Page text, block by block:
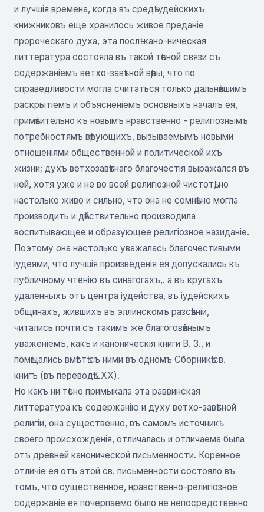
и лучшія времена, когда въ средѣ іудейскихъ
книжниковъ еще хранилось живое преданіе
пророческаго духа, эта послѣ-кано-ническая
литтература состояла въ такой тѣсной связи съ
содержаніемъ ветхо-завѣтной вѣры, что по
справедливости могла считаться только дальнѣйшимъ
раскрытіемъ и объясненіемъ основныхъ началъ ея,
примѣнительно къ новымъ нравственно - религіознымъ
потребностямъ вѣрующихъ, вызываемымъ новыми
отношеніями общественной и политической ихъ
жизни; духъ ветхозавѣтнаго благочестія выражался въ
ней, хотя уже и не во всей религіозной чистотѣ, но
настолько живо и сильно, что она не сомнѣнно могла
производить и дѣйствительно производила
воспитывающее и образующее религіозное назиданіе.
Поэтому она настолько уважалась благочестивыми
іудеями, что лучшія произведенія ея допускались къ
публичному чтенію въ синагогахъ,. а въ кругахъ
удаленныхъ отъ центра іудейства, въ іудейскихъ
общинахъ, жившихъ въ эллинскомъ разсѣяніи,
читались почти съ такимъ же благоговѣйнымъ
уваженіемъ, какъ и каноническія книги В. 3., и
помѣщались вмѣстѣ съ ними въ одномъ Сборникѣ св.
книгъ (въ переводѣ LXX).
Но какъ ни тѣсно примыкала эта раввинская
литтература къ содержанію и духу ветхо-завѣтной
религіи, она существенно, въ самомъ источникѣ
своего происхожденія, отличалась и отличаема была
отъ древней канонической письменности. Коренное
отличіе ея отъ этой св. письменности состояло въ
томъ, что существенное, нравственно-религіозное
содержаніе ея почерпаемо было не непосредственно